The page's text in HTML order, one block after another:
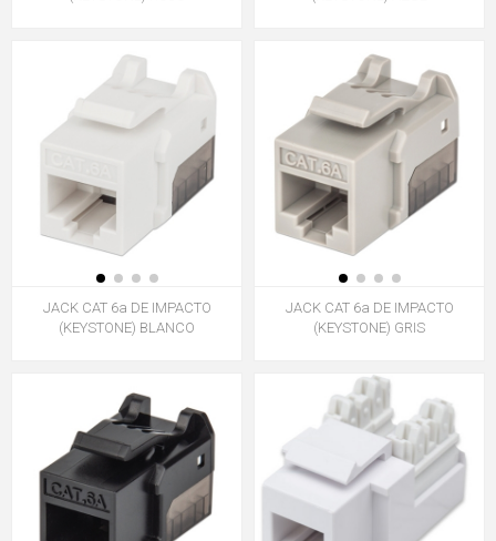
JACK CAT 6a DE IMPACTO
(KEYSTONE) BLANCO
JACK CAT 6a DE IMPACTO
(KEYSTONE) GRIS